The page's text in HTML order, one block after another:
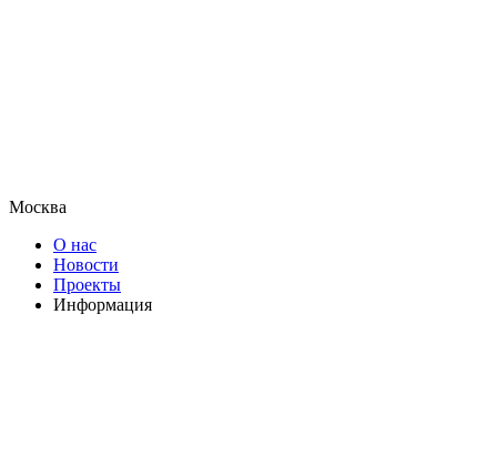
Москва
О нас
Новости
Проекты
Информация